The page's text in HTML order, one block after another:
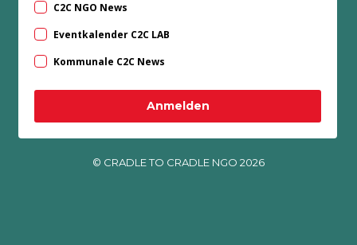
C2C NGO News
Eventkalender C2C LAB
Kommunale C2C News
Anmelden
© CRADLE TO CRADLE NGO 2026